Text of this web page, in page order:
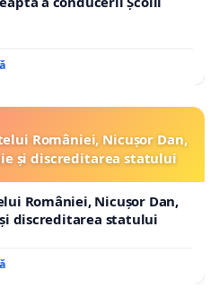
României, Nicușor Dan,
și discreditarea statului
României, Nicușor Dan,
discreditarea statului